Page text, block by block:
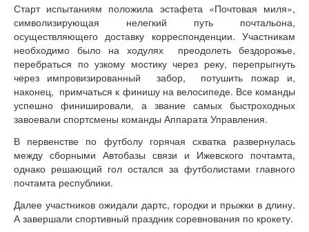
Старт испытаниям положила эстафета «Почтовая миля»,
символизирующая нелегкий путь почтальона,
осуществляющего доставку корреспонденции. Участникам
необходимо было на ходулях преодолеть бездорожье,
перебраться по узкому мостику через реку, перепрыгнуть
через импровизированный забор, потушить пожар и,
наконец, примчаться к финишу на велосипеде. Все команды
успешно финишировали, а звание самых быстроходных
завоевали спортсмены команды Аппарата Управления.
В первенстве по футболу горячая схватка развернулась
между сборными Автобазы связи и Ижевского почтамта,
однако решающий гол остался за футболистами главного
почтамта республики.
Далее участников ожидали дартс, городки и прыжки в длину.
А завершали спортивный праздник соревнования по крокету.